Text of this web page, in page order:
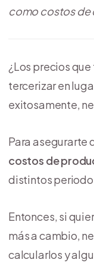
como costos de
¿Los precios
tercerizar en
exitosamente,
Para asegurarte
costos de
distintos
Entonces, si
más a cambio,
calcularlos y